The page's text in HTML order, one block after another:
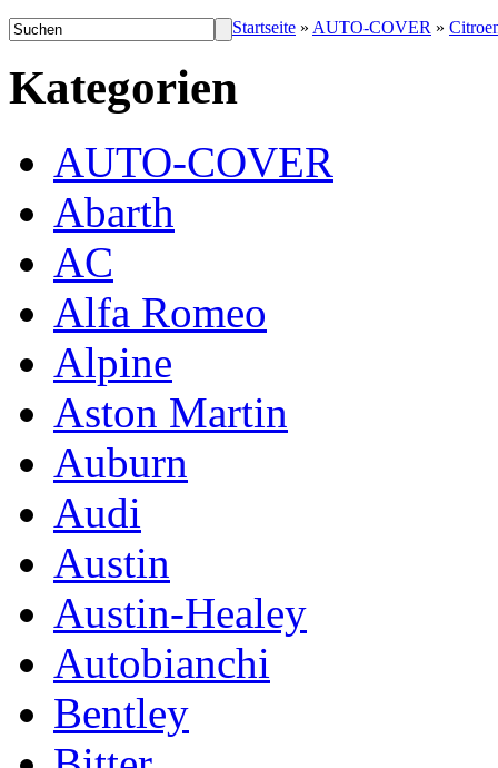
Startseite » AUTO-COVER »
Kategorien
AUTO-COVER
Abarth
AC
Alfa Romeo
Alpine
Aston Martin
Auburn
Audi
Austin
Austin-Healey
Autobianchi
Bentley